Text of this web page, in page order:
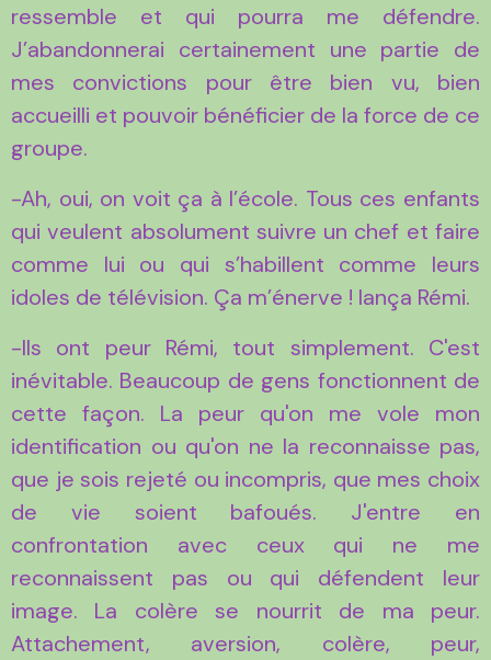
ressemble et qui pourra me défendre.
J’abandonnerai certainement une partie de
mes convictions pour être bien vu, bien
accueilli et pouvoir bénéficier de la force de ce
groupe.
-Ah, oui, on voit ça à l’école. Tous ces enfants
qui veulent absolument suivre un chef et faire
comme lui ou qui s’habillent comme leurs
idoles de télévision. Ça m’énerve ! lança Rémi.
-Ils ont peur Rémi, tout simplement. C'est
inévitable. Beaucoup de gens fonctionnent de
cette façon. La peur qu'on me vole mon
identification ou qu'on ne la reconnaisse pas,
que je sois rejeté ou incompris, que mes choix
de vie soient bafoués. J'entre en
confrontation avec ceux qui ne me
reconnaissent pas ou qui défendent leur
image. La colère se nourrit de ma peur.
Attachement, aversion, colère, peur,